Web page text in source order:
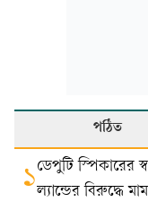
পঠিত
১ডেপুটি স্পিকারের
ল্যান্ডের বিরুদ্ধে